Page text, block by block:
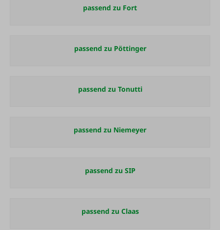
passend zu Fort
passend zu Pöttinger
passend zu Tonutti
passend zu Niemeyer
passend zu SIP
passend zu Claas